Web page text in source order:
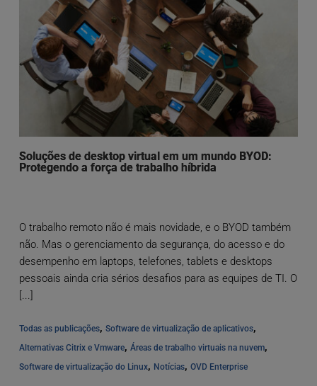
Soluções de desktop virtual em um mundo BYOD:
Protegendo a força de trabalho híbrida
O trabalho remoto não é mais novidade, e o BYOD também
não. Mas o gerenciamento da segurança, do acesso e do
desempenho em laptops, telefones, tablets e desktops
pessoais ainda cria sérios desafios para as equipes de TI. O
[...]
Todas as publicações, Software de virtualização de aplicativos
Alternativas Citrix e Vmware, Áreas de trabalho virtuais na nuvem
Software de virtualização do Linux, Notícias, OVD Enterprise